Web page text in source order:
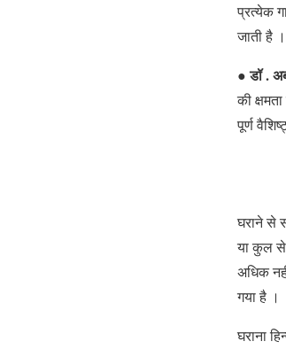
प्रत्येक
जाती है
●डॉ .
की
पूर्ण
घराने से
या कुल से
अधिक
गया है ।
घराना